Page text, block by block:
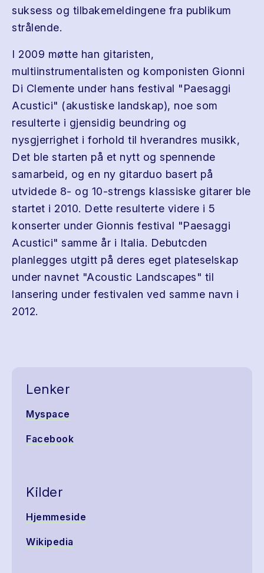
suksess og tilbakemeldingene fra publikum
strålende.
I 2009 møtte han gitaristen,
multiinstrumentalisten og komponisten Gionni
Di Clemente under hans festival "Paesaggi
Acustici" (akustiske landskap), noe som
resulterte i gjensidig beundring og
nysgjerrighet i forhold til hverandres musikk,
Det ble starten på et nytt og spennende
samarbeid, og en ny gitarduo basert på
utvidede 8- og 10-strengs klassiske gitarer ble
startet i 2010. Dette resulterte videre i 5
konserter under Gionnis festival "Paesaggi
Acustici" samme år i Italia. Debutcden
planlegges utgitt på deres eget plateselskap
under navnet "Acoustic Landscapes" til
lansering under festivalen ved samme navn i
2012.
Lenker
Myspace
Facebook
Kilder
Hjemmeside
Wikipedia